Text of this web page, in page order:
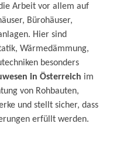
Arbeit vor allem auf
Bürohäuser,
Hier sind
Wärmedämmung,
besonders
in Österreich im
von Rohbauten,
und stellt sicher, dass
erfüllt werden.